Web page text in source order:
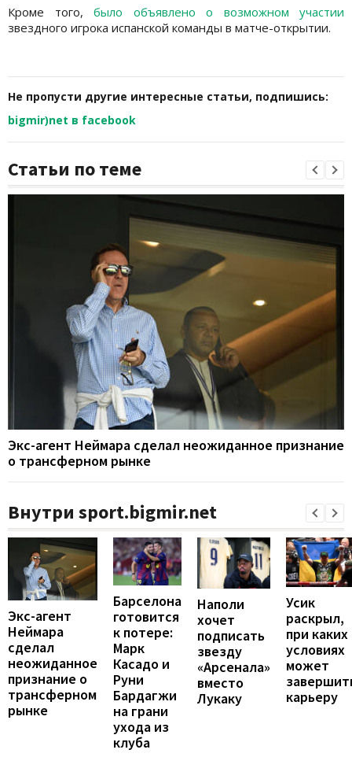
Кроме того, было объявлено о возможном участии
звездного игрока испанской команды в матче-открытии.
Не пропусти другие интересные статьи, подпишись:
bigmir)net в facebook
Статьи по теме
Экс-агент Неймара сделал неожиданное признание
о трансферном рынке
Внутри sport.bigmir.net
Экс-агент
Неймара
сделал
неожиданное
признание о
трансферном
рынке
Барселона
готовится
к потере:
Марк
Касадо и
Руни
Бардагжи
на грани
ухода из
клуба
Наполи
хочет
подписать
звезду
«Арсенала»
вместо
Лукаку
Усик
раскрыл,
при каких
условиях
может
карьеру